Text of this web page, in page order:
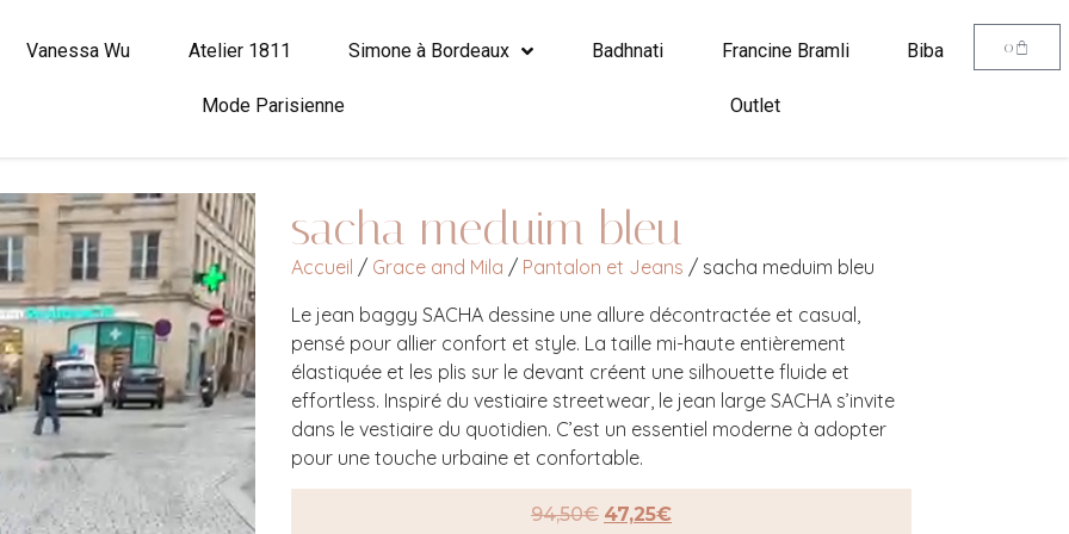
0
Vanessa Wu Atelier 1811 Simone à Bordeaux Badhnati Francine Bramli Biba
Mode Parisienne Outlet
sacha meduim bleu
Accueil / Grace and Mila / Pantalon et Jeans / sacha meduim bleu
Le jean baggy SACHA dessine une allure décontractée et casual,
pensé pour allier confort et style. La taille mi-haute entièrement
élastiquée et les plis sur le devant créent une silhouette fluide et
effortless. Inspiré du vestiaire streetwear, le jean large SACHA s’invite
dans le vestiaire du quotidien. C’est un essentiel moderne à adopter
pour une touche urbaine et confortable.
94,50€ 47,25€